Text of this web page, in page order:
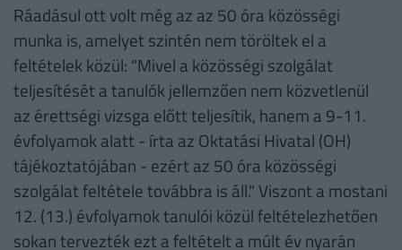
Ráadásul ott volt még az az 50 óra közösségi
munka is, amelyet szintén nem töröltek el a
feltételek közül: "Mivel a közösségi szolgálat
teljesítését a tanulók jellemzően nem közvetlenül
az érettségi vizsga előtt teljesítik, hanem a 9-11.
évfolyamok alatt - írta az Oktatási Hivatal (OH)
tájékoztatójában - ezért az 50 óra közösségi
szolgálat feltétele továbbra is áll." Viszont a mostani
12. (13.) évfolyamok tanulói közül feltételezhetően
sokan tervezték ezt a feltételt a múlt év nyarán